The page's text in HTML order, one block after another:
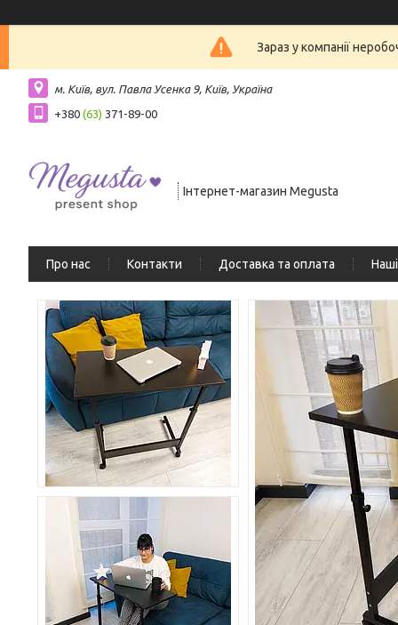
Зараз у компанії
м. Київ, вул. Павла Усенка 9, Київ, Україна
+380 (63) 371-89-00
Інтернет-магазин Megusta
Про нас Контакти Доставка та оплата